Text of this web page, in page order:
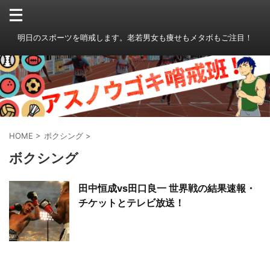
明日のスポーツを哨戒します。老若男女も痩せもメタボもご注目！
HOME > ボクシング >
ボクシング
田中恒成vs田口良一 世界戦の結果速報・
チケットとテレビ放送！